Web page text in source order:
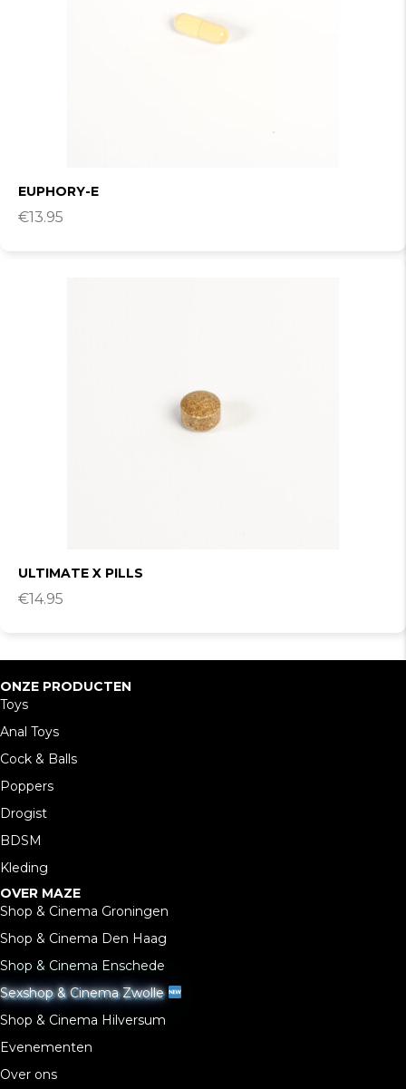
EUPHORY-E
€13.95
ULTIMATE X PILLS
€14.95
ONZE PRODUCTEN
Toys
Anal Toys
Cock & Balls
Poppers
Drogist
BDSM
Kleding
OVER MAZE
Shop & Cinema Groningen
Shop & Cinema Den Haag
Shop & Cinema Enschede
Sexshop & Cinema Zwolle
Shop & Cinema Hilversum
Evenementen
Over ons